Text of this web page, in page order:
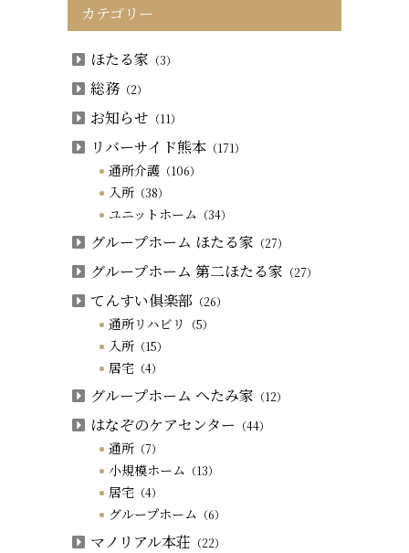
カテゴリー
ほたる家 （3）
総務（2）
お知らせ （11）
リバーサイド熊本（171）
通所介護（106）
入所（38）
ユニットホーム （34）
グループホーム ほたる家 （27）
グループホーム 第二ほたる家 （27）
てんすい俱楽部 （26）
通所リハビリ （5）
入所（15）
居宅（4）
グループホーム へたみ家 （12）
はなぞのケアセンター （44）
通所（7）
小規模ホーム （13）
居宅（4）
グループホーム （6）
マノリアル本荘 （22）